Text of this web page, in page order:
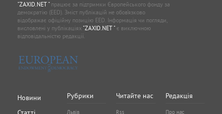
"ZAXID.NET "працює за підтримки Європейського фонду за
демократію (EED). Зміст публікацій не обов’язково
відображає офіційну позицію EED. Інформація чи погляди,
висловлені у публікаціях "ZAXID.NET "є виключною
відповідальністю редакції.
Новини
Рубрики
Львів
Читайте нас
Rss
Редакція
Про нас